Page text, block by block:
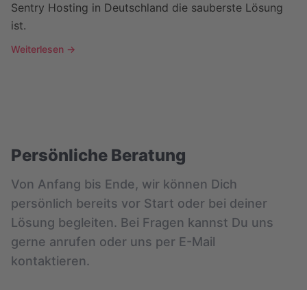
Sentry Hosting in Deutschland die sauberste Lösung
ist.
Weiterlesen →
Persönliche Beratung
Von Anfang bis Ende, wir können Dich
persönlich bereits vor Start oder bei deiner
Lösung begleiten. Bei Fragen kannst Du uns
gerne anrufen oder uns per E-Mail
kontaktieren.